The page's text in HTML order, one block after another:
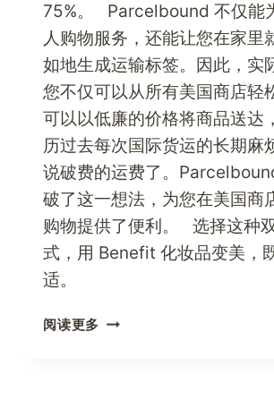
75%。 Parcelbound 不仅能
人购物服务，还能让您在家里
如地生成运输标签。因此，实
您不仅可以从所有美国商店轻
可以以低廉的价格将商品送达
历过去每次国际货运的长期麻
说破费的运费了。
破了这一想法，为您在美国商
购物提供了便利。 选择这种
式，用 Benefit 化妆品变美，
适。
阅读更多 访